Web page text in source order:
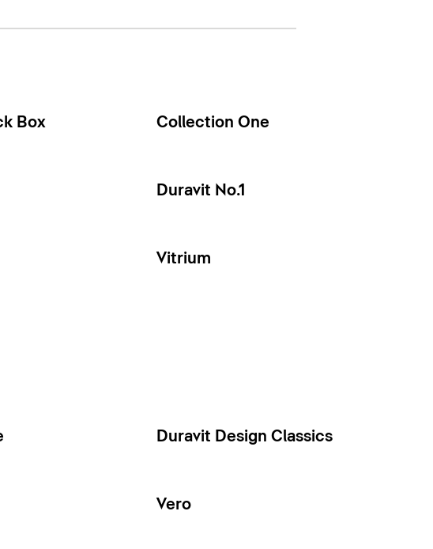
Box Collection One
Duravit No.1
Vitrium
Duravit Design Classics
Vero